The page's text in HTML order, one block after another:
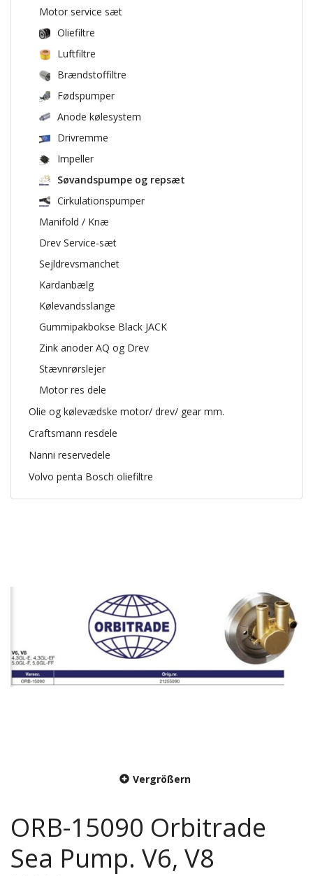
Motor service sæt
Oliefiltre
Luftfiltre
Brændstoffiltre
Fødspumper
Anode kølesystem
Drivremme
Impeller
Søvandspumpe og repsæt
Cirkulationspumper
Manifold / Knæ
Drev Service-sæt
Sejldrevsmanchet
Kardanbælg
Kølevandsslange
Gummipakbokse Black JACK
Zink anoder AQ og Drev
Stævnrørslejer
Motor res dele
Olie og kølevædske motor/ drev/ gear mm.
Craftsmann resdele
Nanni reservedele
Volvo penta Bosch oliefiltre
Vergrößern
ORB-15090 Orbitrade
Sea Pump. V6, V8